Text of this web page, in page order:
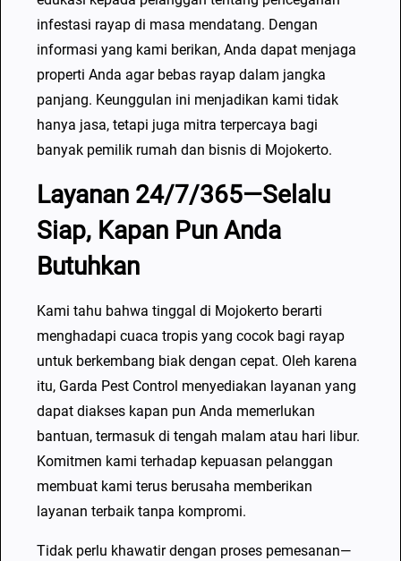
infestasi rayap di masa mendatang. Dengan
informasi yang kami berikan, Anda dapat menjaga
properti Anda agar bebas rayap dalam jangka
panjang. Keunggulan ini menjadikan kami tidak
hanya jasa, tetapi juga mitra terpercaya bagi
banyak pemilik rumah dan bisnis di Mojokerto.
Layanan 24/7/365—Selalu
Siap, Kapan Pun Anda
Butuhkan
Kami tahu bahwa tinggal di Mojokerto berarti
menghadapi cuaca tropis yang cocok bagi rayap
untuk berkembang biak dengan cepat. Oleh karena
itu, Garda Pest Control menyediakan layanan yang
dapat diakses kapan pun Anda memerlukan
bantuan, termasuk di tengah malam atau hari libur.
Komitmen kami terhadap kepuasan pelanggan
membuat kami terus berusaha memberikan
layanan terbaik tanpa kompromi.
Tidak perlu khawatir dengan proses pemesanan—